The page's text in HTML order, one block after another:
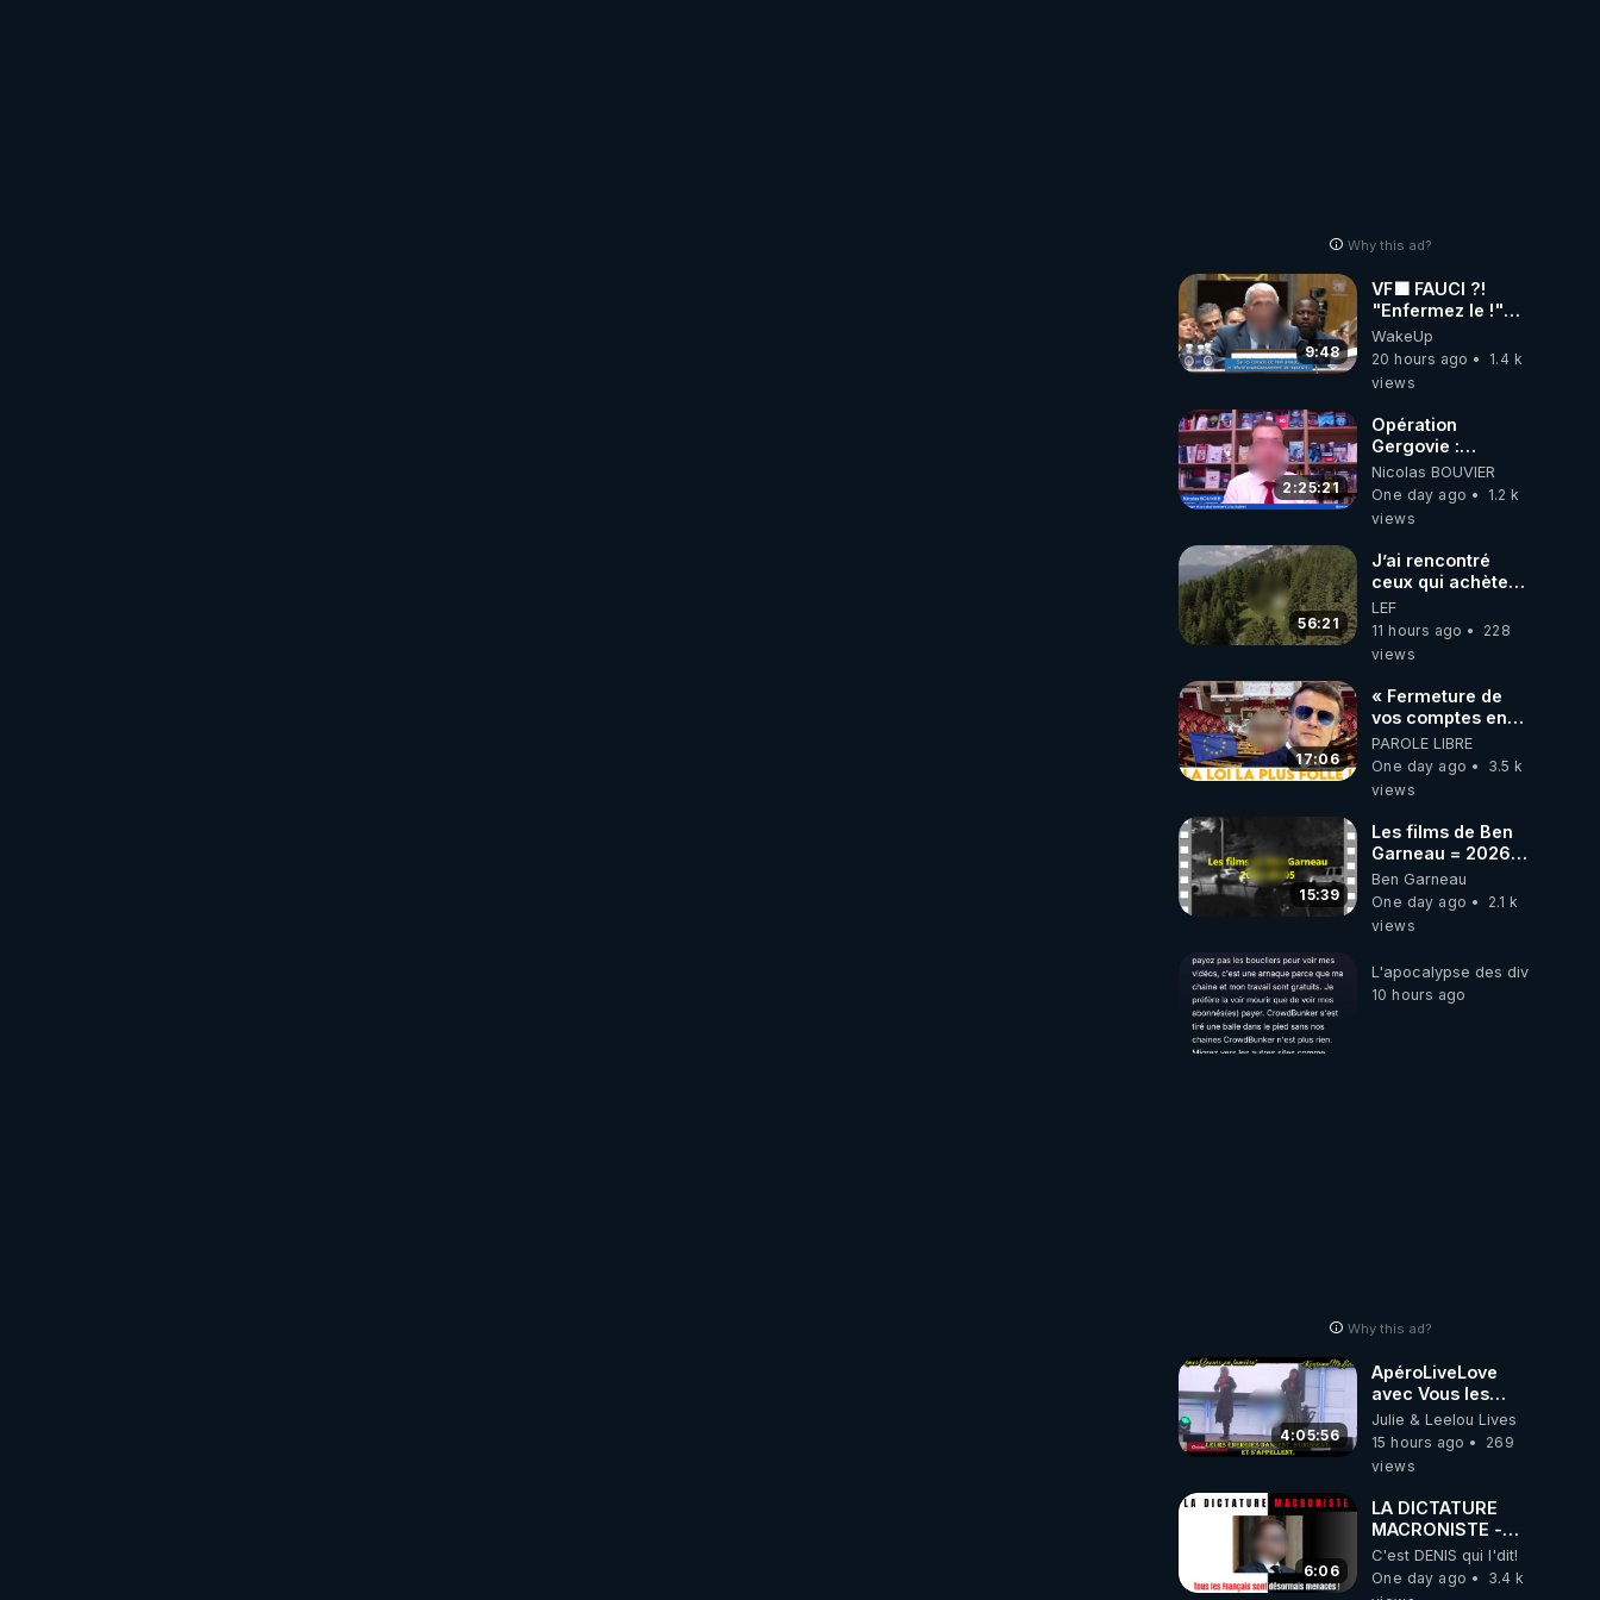
Why this ad?
9:48
VF🟩 FAUCI ?!
"Enfermez le !"
(Lock him up!) -
Quartz Traduction
WakeUp
20 hours ago
1.4 k
views
2:25:21
Opération
Gergovie :
‪@38resistancegauloise‬
‪@MarionSigautOfficiel‬
‪@gladysriifard5710‬
Nicolas BOUVIER
One day ago
1.2 k
views
56:21
J’ai rencontré
ceux qui achètent
des bunkers pour
survivre à la fin
du monde
LEF
11 hours ago
228
views
17:06
« Fermeture de
vos comptes en
banque ! » :
Macron impose
une loi folle !
PAROLE LIBRE
One day ago
3.5 k
views
15:39
Les films de Ben
Garneau = 2026-
08-05
Ben Garneau
One day ago
2.1 k
views
L'apocalypse des divulgations
10 hours ago
Why this ad?
4:05:56
ApéroLiveLove
avec Vous les
Zzz'Amis
05/08/26 Les
Zzz'Infos Bonheur
Julie & Leelou Lives
15 hours ago
269
views
6:06
LA DICTATURE
MACRONISTE -
Tous les Français
sont désormais
menacés !
C'est DENIS qui l'dit!
One day ago
3.4 k